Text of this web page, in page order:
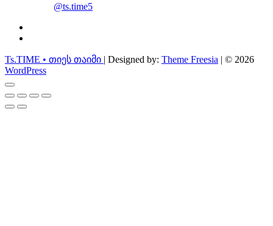
@ts.time5
Ts.TIME • თიეს თაიმი | Designed by: Theme Freesia | © 2026
WordPress
Go
to
top